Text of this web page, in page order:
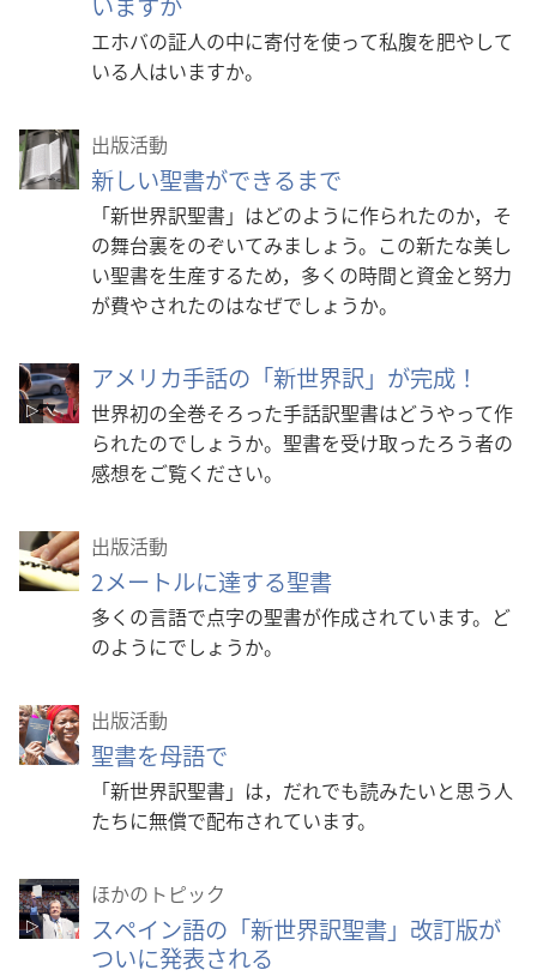
エホバの証人の中に寄付を使って私腹を肥やして
いる人はいますか。
出版活動
新しい聖書ができるまで
「新世界訳聖書」はどのように作られたのか，そ
の舞台裏をのぞいてみましょう。この新たな美し
い聖書を生産するため，多くの時間と資金と努力
が費やされたのはなぜでしょうか。
アメリカ手話の「新世界訳」が完成！
世界初の全巻そろった手話訳聖書はどうやって作
られたのでしょうか。聖書を受け取ったろう者の
感想をご覧ください。
出版活動
2メートルに達する聖書
多くの言語で点字の聖書が作成されています。ど
のようにでしょうか。
出版活動
聖書を母語で
「新世界訳聖書」は，だれでも読みたいと思う人
たちに無償で配布されています。
ほかのトピック
スペイン語の「新世界訳聖書」改訂版が
ついに発表される